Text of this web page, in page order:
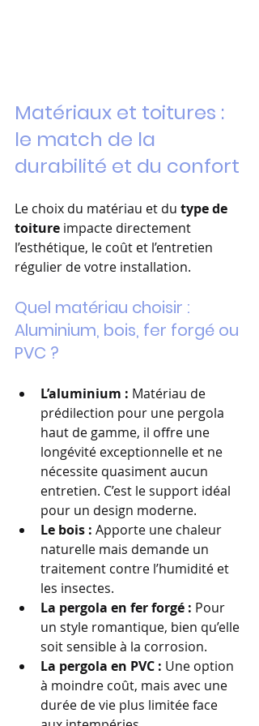
Matériaux et toitures :
le match de la
durabilité et du confort
Le choix du matériau et du type de
toiture impacte directement
l’esthétique, le coût et l’entretien
régulier de votre installation.
Quel matériau choisir :
Aluminium, bois, fer forgé ou
PVC ?
L’aluminium : Matériau de
prédilection pour une pergola
haut de gamme, il offre une
longévité exceptionnelle et ne
nécessite quasiment aucun
entretien. C’est le support idéal
pour un design moderne.
Le bois : Apporte une chaleur
naturelle mais demande un
traitement contre l’humidité et
les insectes.
La pergola en fer forgé : Pour
un style romantique, bien qu’elle
soit sensible à la corrosion.
La pergola en PVC : Une option
à moindre coût, mais avec une
durée de vie plus limitée face